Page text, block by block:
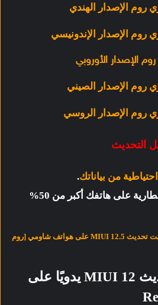
روم الإصدار الهندي
روم الإصدار الإندونيسي
الإصدار الأوروبي
روم الإصدار الصيني
روم الإصدار الروسي
التحديث
من بياناتك.
تأكد من أن نسبة البطارية على هاتفك أكبر من 50%
شرح تحميل وتثبيت تحديث MIUI 12.5 على هواتف شاومي [روم
خطوات تثبيت تحديث MIUI 12 يدويًا على